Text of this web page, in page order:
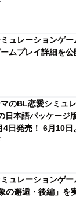
ュレーションゲー
ムプレイ詳細を公
のBL恋愛シミュ
日本語パッケージ
日発売！ 6月10日
ュレーションゲ
の邂逅・後編」を